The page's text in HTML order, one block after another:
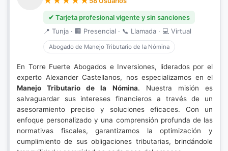
✔ Tarjeta profesional vigente y sin sanciones
📍 Tunja · 🏢 Presencial · 📞 Llamada · 💻 Virtual
Abogado de Manejo Tributario de la Nómina
En Torre Fuerte Abogados e Inversiones, liderados por el
experto Alexander Castellanos, nos especializamos en el
Manejo Tributario de la Nómina. Nuestra misión es
salvaguardar sus intereses financieros a través de un
asesoramiento preciso y soluciones eficaces. Con un
enfoque personalizado y una comprensión profunda de las
normativas fiscales, garantizamos la optimización y
cumplimiento de sus obligaciones tributarias, brindándole